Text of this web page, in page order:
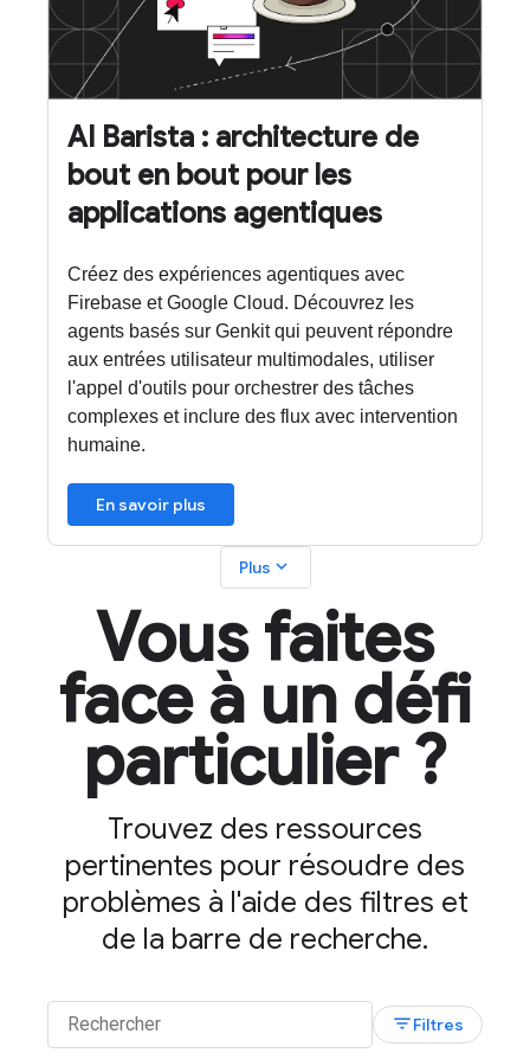
AI Barista : architecture de
bout en bout pour les
applications agentiques
Créez des expériences agentiques avec
Firebase et Google Cloud. Découvrez les
agents basés sur Genkit qui peuvent répondre
aux entrées utilisateur multimodales, utiliser
l'appel d'outils pour orchestrer des tâches
complexes et inclure des flux avec intervention
humaine.
En savoir plus
Plus expand_more
Vous faites
face à un défi
particulier ?
Trouvez des ressources
pertinentes pour résoudre des
problèmes à l'aide des filtres et
de la barre de recherche.
filter_listFiltres